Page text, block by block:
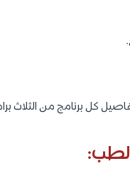
كل برنامج من الثلاث